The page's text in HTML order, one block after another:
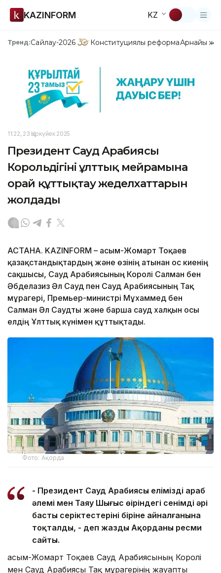
KAZINFORM KZ
Тренд:Сайлау-2026 Конституциялық реформаАрнайы
11:22, 23 Қыркүйек 2025
Президент Сауд Арабиясы
Корольдігінің ұлттық мейрамына
орай құттықтау жеделхаттарын
жолдады
АСТАНА. KAZINFORM – Қасым-Жомарт Тоқаев
қазақстандықтардың және өзінің атынан Қос киенің
сақшысы, Сауд Арабиясының Королі Салман бен
Әбделазиз Әл Сауд пен Сауд Арабиясының Тақ
мұрагері, Премьер-министрі Мұхаммед бен
Салман Әл Саудты және барша сауд халқын осы
елдің Ұлттық күнімен құттықтады.
Фото: Ақорда
- Президент Сауд Арабиясы еліміздің араб
әлемі мен Таяу Шығыс өңіріндегі сенімді әрі
басты серіктестерінің біріне айналғанына
тоқталды, - деп жазды Ақорданың ресми
сайты.
Қасым-Жомарт Тоқаев Сауд Арабиясының Королі
мен Сауд Арабиясы Тақ мұрагерінің жауапты